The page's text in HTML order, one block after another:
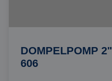
DOMPELPOMP 2"
606